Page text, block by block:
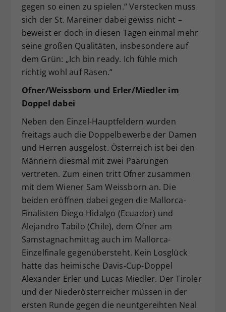
gegen so einen zu spielen.“ Verstecken muss
sich der St. Mareiner dabei gewiss nicht –
beweist er doch in diesen Tagen einmal mehr
seine großen Qualitäten, insbesondere auf
dem Grün: „Ich bin ready. Ich fühle mich
richtig wohl auf Rasen.“
Ofner/Weissborn und Erler/Miedler im
Doppel dabei
Neben den Einzel-Hauptfeldern wurden
freitags auch die Doppelbewerbe der Damen
und Herren ausgelost. Österreich ist bei den
Männern diesmal mit zwei Paarungen
vertreten. Zum einen tritt Ofner zusammen
mit dem Wiener Sam Weissborn an. Die
beiden eröffnen dabei gegen die Mallorca-
Finalisten Diego Hidalgo (Ecuador) und
Alejandro Tabilo (Chile), dem Ofner am
Samstagnachmittag auch im Mallorca-
Einzelfinale gegenübersteht. Kein Losglück
hatte das heimische Davis-Cup-Doppel
Alexander Erler und Lucas Miedler. Der Tiroler
und der Niederösterreicher müssen in der
ersten Runde gegen die neuntgereihten Neal